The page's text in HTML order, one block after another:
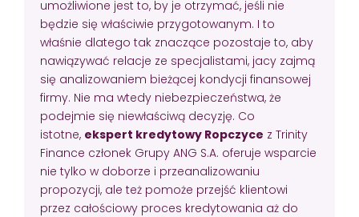
umożliwione jest to, by je otrzymać, jeśli nie
będzie się właściwie przygotowanym. I to
właśnie dlatego tak znaczące pozostaje to, aby
nawiązywać relacje ze specjalistami, jacy zajmą
się analizowaniem bieżącej kondycji finansowej
firmy. Nie ma wtedy niebezpieczeństwa, że
podejmie się niewłaściwą decyzję. Co
istotne, ekspert kredytowy Ropczyce z Trinity
Finance członek Grupy ANG S.A. oferuje wsparcie
nie tylko w doborze i przeanalizowaniu
propozycji, ale też pomoże przejść klientowi
przez całościowy proces kredytowania aż do